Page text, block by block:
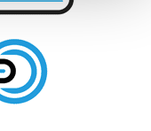
besteak beste,
iragarki eta eduki
eta edukia
biltzeko eta